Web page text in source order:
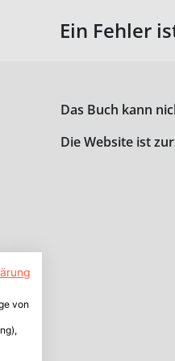
Ein Fehler
Das Buch kann
Die Website ist
von